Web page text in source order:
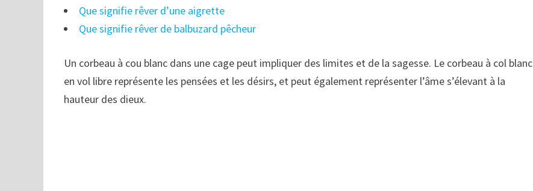
Que signifie rêver d’une aigrette
Que signifie rêver de balbuzard pêcheur
Un corbeau à cou blanc dans une cage peut impliquer des limites et de la sagesse. Le corbeau à col blanc
en vol libre représente les pensées et les désirs, et peut également représenter l’âme s’élevant à la
hauteur des dieux.